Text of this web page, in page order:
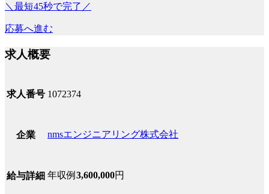
＼最短45秒で完了／
応募へ進む
求人概要
求人番号 1072374
企業 nmsエンジニアリング株式会社
給与詳細 年収例 3,600,000円